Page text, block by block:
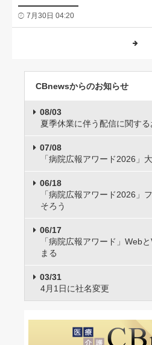
7月30日 04:20
CBnewsからのお知らせ
08/03
夏季休業に伴う配信に関す
07/08
「病院広報アワード2026」
06/18
「病院広報アワード2026」
そろう
06/17
「病院広報アワード」Web
まる
03/31
4月1日に社名変更